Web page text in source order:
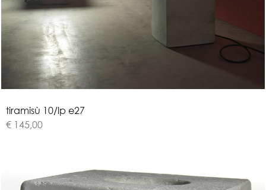
tiramisù 10/lp e27
€ 145,00